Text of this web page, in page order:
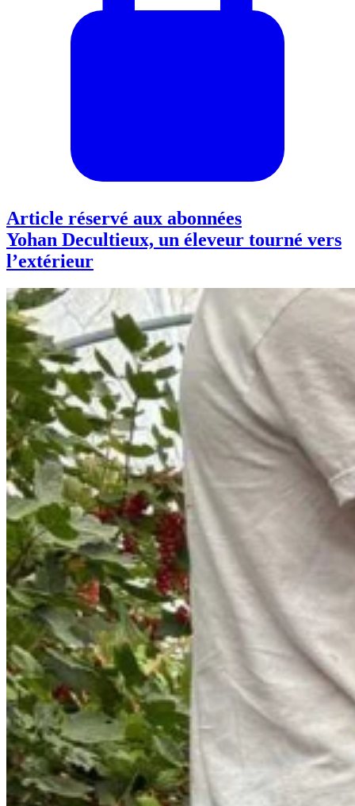
Article réservé aux abonnées
Yohan Decultieux, un éleveur tourné vers
l’extérieur